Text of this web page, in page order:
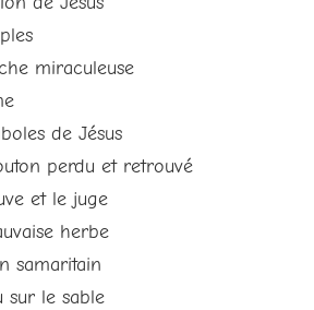
miraculeuse
de Jésus
perdu et retrouvé
et le juge
herbe
samaritain
sur le sable